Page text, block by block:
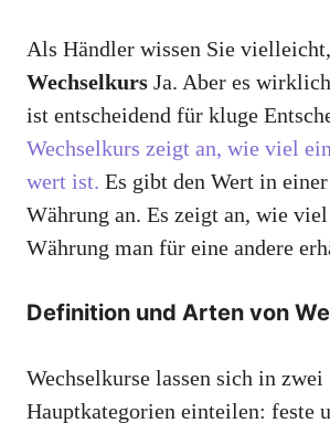
Als Händler wissen Sie
Wechselkurs Ja. Aber es
ist entscheidend für kluge
Wechselkurs zeigt an, wie viel
wert ist. Es gibt den Wert in einer
Währung an. Es zeigt an, wie
Währung man für eine andere
Definition und Arten von
Wechselkurse lassen sich in zwei
Hauptkategorien einteilen: feste